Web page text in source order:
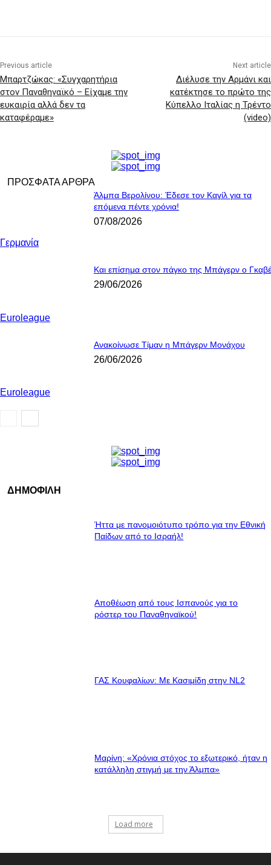
Previous article
Μπαρτζώκας: «Συγχαρητήρια
στον Παναθηναϊκό – Είχαμε την
ευκαιρία αλλά δεν τα
καταφέραμε»
Next article
Διέλυσε την Αρμάνι και
κατέκτησε το πρώτο της
Κύπελλο Ιταλίας η Τρέντο
(video)
ΠΡΟΣΦΑΤΑ ΑΡΘΡΑ
Γερμανία
Άλμπα Βερολίνου: Έδεσε τον Καγίλ για τα
επόμενα πέντε χρόνια!
07/08/2026
Euroleague
Και επίσημα στον πάγκο της Μπάγερν ο
29/06/2026
Euroleague
Ανακοίνωσε Τίμαν η Μπάγερν Μονάχου
26/06/2026
ΔΗΜΟΦΙΛΗ
Ήττα με πανομοιότυπο τρόπο για την Εθνική
Παίδων από το Ισραήλ!
Αποθέωση από τους Ισπανούς για το
ρόστερ του Παναθηναϊκού!
ΓΑΣ Κουφαλίων: Με Κασιμίδη στην NL2
Μαρίνη: «Χρόνια στόχος το εξωτερικό, ήταν η
κατάλληλη στιγμή με την Άλμπα»
Load more